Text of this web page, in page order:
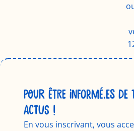
POUR ÊTRE INFORMÉ.ES DE
ACTUS !
En vous inscrivant, vous